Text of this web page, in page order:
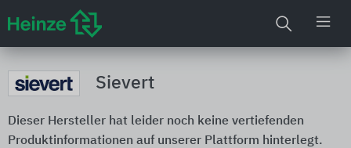
Sievert
Dieser Hersteller hat leider noch keine vertiefenden
Produktinformationen auf unserer Plattform hinterlegt.